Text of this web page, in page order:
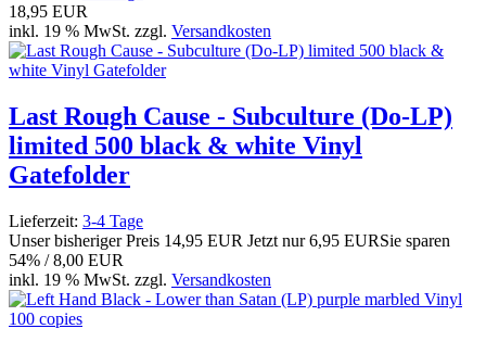
18,95 EUR
inkl. 19 % MwSt. zzgl. Versandkosten
Last Rough Cause - Subculture (Do-LP)
limited 500 black & white Vinyl
Gatefolder
Lieferzeit: 3-4 Tage
Unser bisheriger Preis 14,95 EUR Jetzt nur6,95 EURSie sparen
54% / 8,00 EUR
inkl. 19 % MwSt. zzgl. Versandkosten